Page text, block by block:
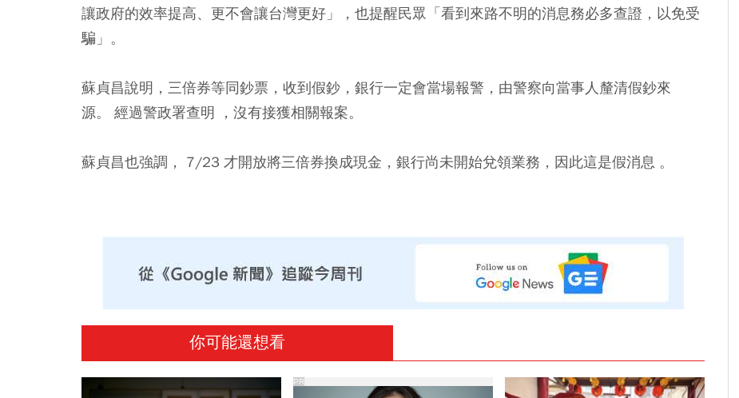
讓政府的效率提高、更不會讓台灣更好」，也提醒民眾「看到來路不明的消息務必多查證，以免受
騙」。
蘇貞昌說明，三倍券等同鈔票，收到假鈔，銀行一定會當場報警，由警察向當事人釐清假鈔來
源。 經過警政署查明 ，沒有接獲相關報案。
蘇貞昌也強調， 7/23 才開放將三倍券換成現金，銀行尚未開始兌領業務，因此這是假消息 。
你可能還想看
PR